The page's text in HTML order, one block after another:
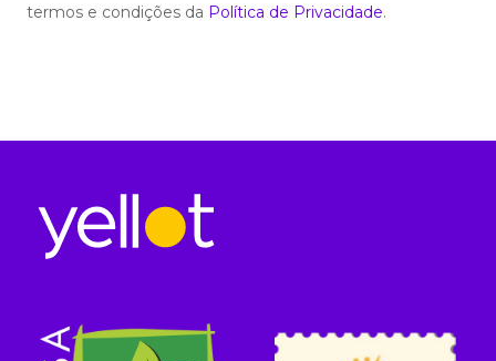
termos e condições da Política de Privacidade.